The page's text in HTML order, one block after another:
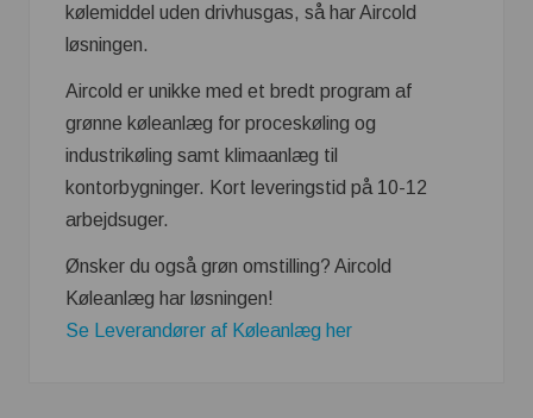
kølemiddel uden drivhusgas, så har Aircold
løsningen.
Aircold er unikke med et bredt program af
grønne køleanlæg for proceskøling og
industrikøling samt klimaanlæg til
kontorbygninger. Kort leveringstid på 10-12
arbejdsuger.
Ønsker du også grøn omstilling? Aircold
Køleanlæg har løsningen!
Se Leverandører af Køleanlæg her